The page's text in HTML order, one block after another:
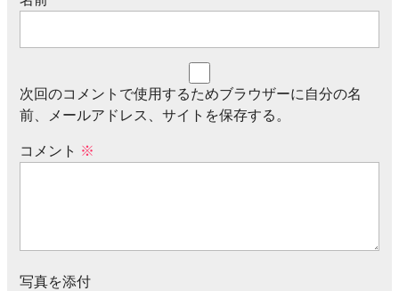
次回のコメントで使用するためブラウザーに自分の名
前、メールアドレス、サイトを保存する。
コメント ※
写真を添付